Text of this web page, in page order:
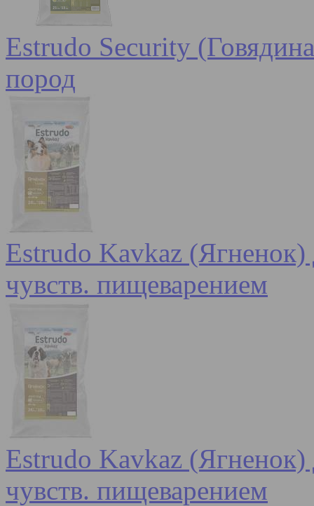
Estrudo Security
пород
Estrudo Kavkaz (Ягненок)
чувств. пищеварением
Estrudo Kavkaz (Ягненок)
чувств. пищеварением